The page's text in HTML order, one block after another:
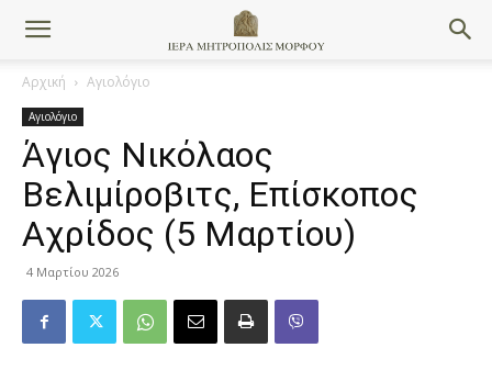
Αρχική Αγιολόγιο
Αγιολόγιο
Άγιος Νικόλαος
Βελιμίροβιτς, Επίσκοπος
Αχρίδος (5 Μαρτίου)
4 Μαρτίου 2026